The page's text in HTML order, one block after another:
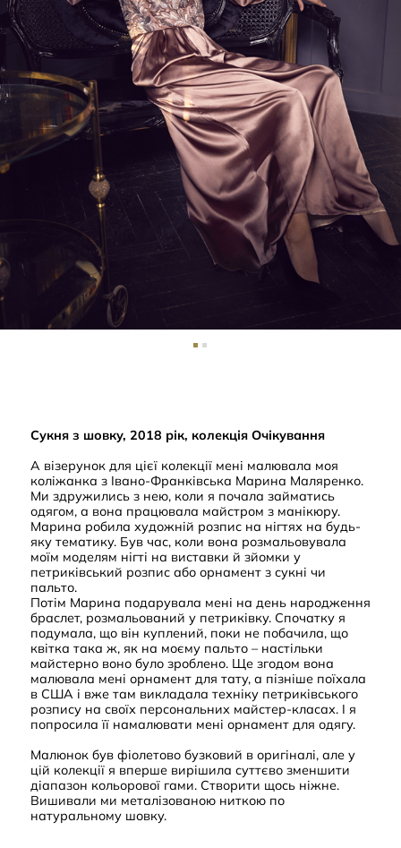
Сукня з шовку, 2018 рік, колекція Очікування
А візерунок для цієї колекції мені малювала моя
коліжанка з Івано-Франківська Марина Маляренко.
Ми здружились з нею, коли я почала займатись
одягом, а вона працювала майстром з манікюру.
Марина робила художній розпис на нігтях на будь-
яку тематику. Був час, коли вона розмальовувала
моїм моделям нігті на виставки й зйомки у
петриківський розпис або орнамент з сукні чи
пальто.
Потім Марина подарувала мені на день народження
браслет, розмальований у петриківку. Спочатку я
подумала, що він куплений, поки не побачила, що
квітка така ж, як на моєму пальто – настільки
майстерно воно було зроблено. Ще згодом вона
малювала мені орнамент для тату, а пізніше поїхала
в США і вже там викладала техніку петриківського
розпису на своїх персональних майстер-класах. І я
попросила її намалювати мені орнамент для одягу.
Малюнок був фіолетово бузковий в оригіналі, але у
цій колекції я вперше вирішила суттєво зменшити
діапазон кольорової гами. Створити щось ніжне.
Вишивали ми металізованою ниткою по
натуральному шовку.